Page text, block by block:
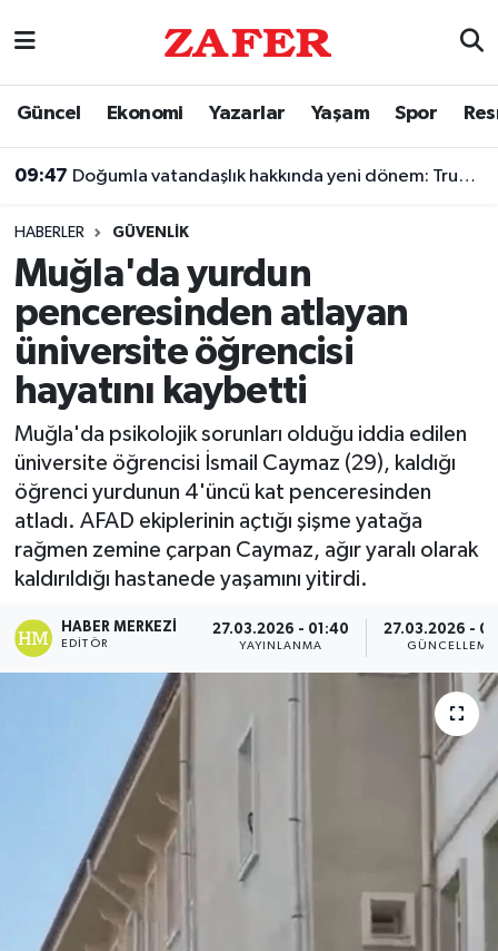
Güncel Ekonomi Yazarlar Yaşam Spor
09:47 Doğumla vatandaşlık hakkında yeni dönem: Trump imzayı attı
HABERLER GÜVENLIK
Muğla'da yurdun
penceresinden atlayan
üniversite öğrencisi
hayatını kaybetti
Muğla'da psikolojik sorunları olduğu iddia edilen
üniversite öğrencisi İsmail Caymaz (29), kaldığı
öğrenci yurdunun 4'üncü kat penceresinden
atladı. AFAD ekiplerinin açtığı şişme yatağa
rağmen zemine çarpan Caymaz, ağır yaralı olarak
kaldırıldığı hastanede yaşamını yitirdi.
HABER MERKEZI
EDITÖR
27.03.2026 - 01:40
YAYINLANMA
27.03.2026 -
GÜNCELLEME
Nöbetçi Eczaneler
Trafik Durumu
Süper Lig Puan Durumu ve Fikstür
Tüm Manşetler
Son Dakika Haberleri
Haber Arşivi